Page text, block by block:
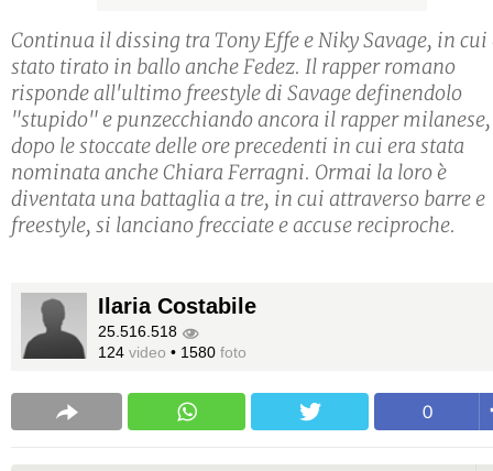
Continua il dissing tra Tony Effe e Niky Savage, in cui
stato tirato in ballo anche Fedez. Il rapper romano
risponde all'ultimo freestyle di Savage definendolo
"stupido" e punzecchiando ancora il rapper milanese,
dopo le stoccate delle ore precedenti in cui era stata
nominata anche Chiara Ferragni. Ormai la loro è
diventata una battaglia a tre, in cui attraverso barre e
freestyle, si lanciano frecciate e accuse reciproche.
Ilaria Costabile
25.516.518
124 video • 1580 foto
0